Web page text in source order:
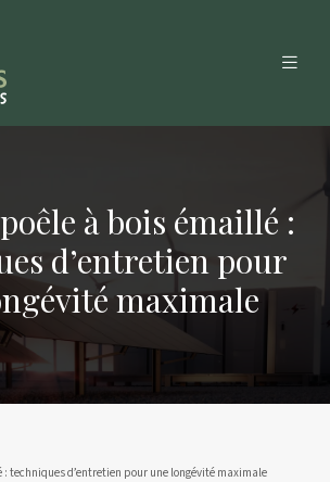
à bois émaillé :
d’entretien pour
maximale
: techniques d’entretien pour une longévité maximale